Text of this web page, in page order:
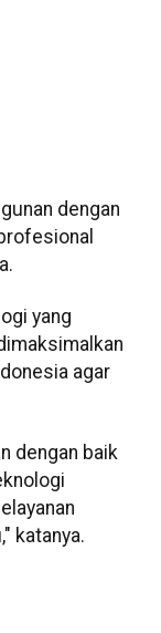
dengan
yang
agar
dengan baik
katanya.